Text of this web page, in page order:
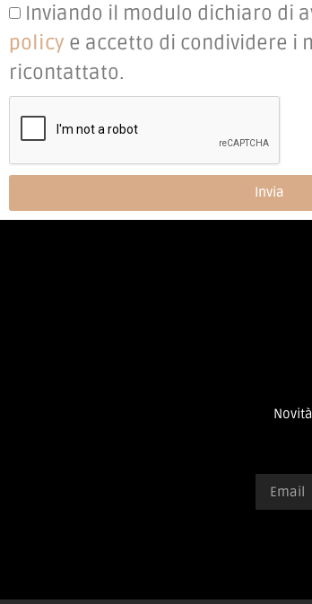
Inviando il modulo dichiaro di
policy e accetto di condividere i
ricontattato.
Invia